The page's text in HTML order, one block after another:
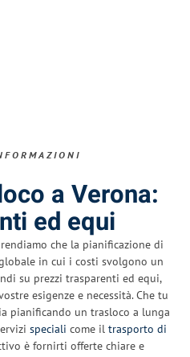
a Verona:
ed equi
che la pianificazione di
in cui i costi svolgono un
su prezzi trasparenti ed equi,
esigenze e necessità. Che tu
pianificando un trasloco a lunga
speciali come iltrasporto di
è fornirti offerte chiare e